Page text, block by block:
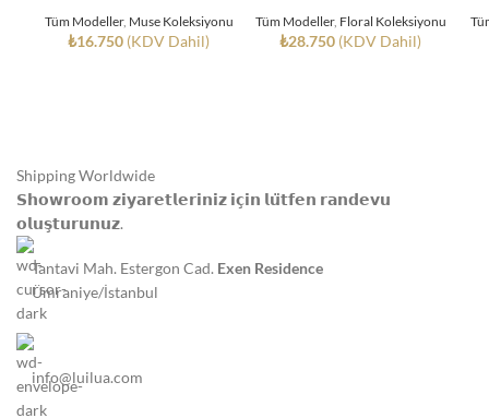
Tüm Modeller, Muse Koleksiyonu
₺16.750 (KDV Dahil)
Tüm Modeller, Floral Koleksiyonu
₺28.750 (KDV Dahil)
Shipping Worldwide
𝗦𝗵𝗼𝘄𝗿𝗼𝗼𝗺 𝘇𝗶𝘆𝗮𝗿𝗲𝘁𝗹𝗲𝗿𝗶𝗻𝗶𝘇 𝗶𝗰̧𝗶𝗻 𝗹𝘂̈𝘁𝗳𝗲𝗻 𝗿𝗮𝗻𝗱𝗲𝘃𝘂
𝗼𝗹𝘂𝘀̧𝘁𝘂𝗿𝘂𝗻𝘂𝘇.
Tantavi Mah. Estergon Cad. Exen Residence
Ümraniye/İstanbul
info@luilua.com